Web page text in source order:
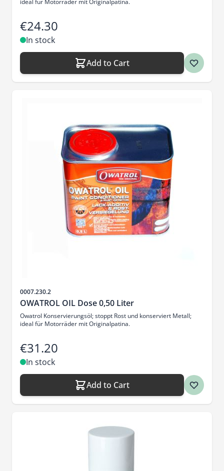
ideal für Motorräder mit Originalpatina.
€24.30
In stock
Add to Cart
Sku
0007.230.2
OWATROL OIL Dose 0,50 Liter
Owatrol Konservierungsöl; stoppt Rost und konserviert Metall;
ideal für Motorräder mit Originalpatina.
€31.20
In stock
Add to Cart